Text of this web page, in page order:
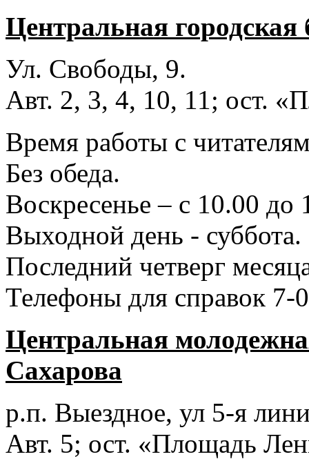
Центральная
Ул. Свободы, 9.
Авт. 2, 3, 4, 10, 11; ост.
Время работы с
Без обеда.
Воскресенье – с 10.00 до
Выходной день - суббота.
Последний четверг
Телефоны для справок 7-
Центральная
Сахарова
р.п. Выездное, ул 5-я
Авт. 5; ост. «Площадь